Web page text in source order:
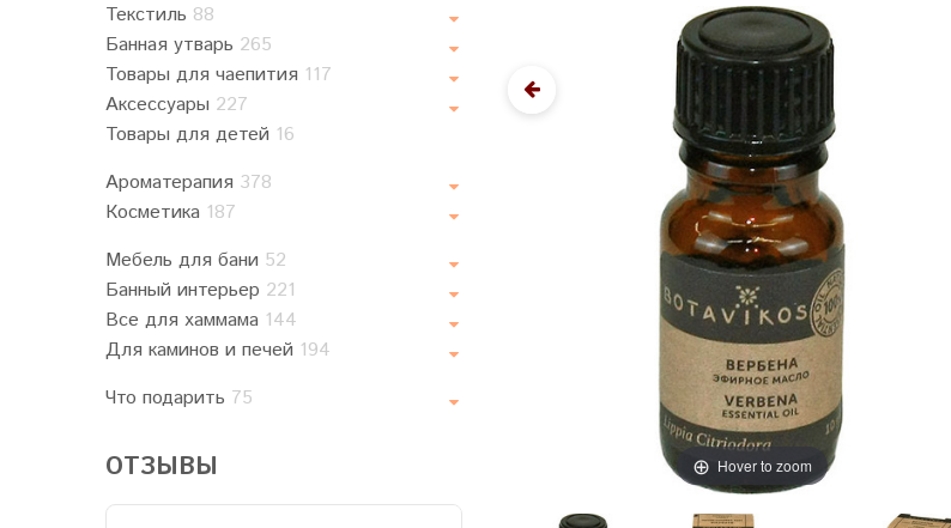
Текстиль 88
Банная утварь 265
Товары для чаепития 117
Аксессуары 227
Товары для детей 16
Ароматерапия 378
Косметика 187
Мебель для бани 52
Банный интерьер 221
Все для хаммама 144
Для каминов и печей 194
Что подарить 75
ОТЗЫВЫ Hover to zoom